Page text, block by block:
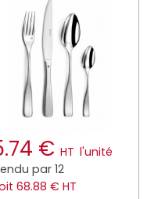
€ HT l'unité
par 12
68.88 € HT